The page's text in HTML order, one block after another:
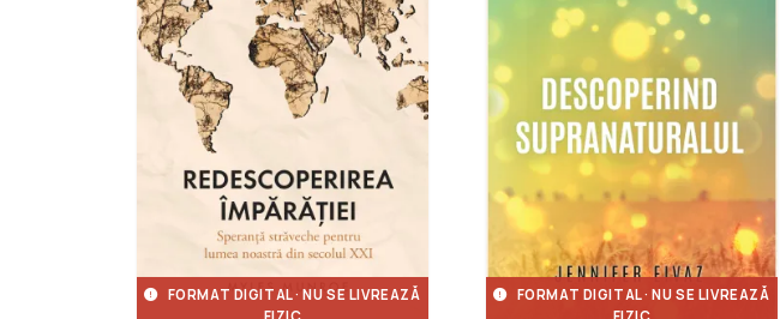
FORMAT DIGITAL · NU SE LIVREAZĂ
FORMAT DIGITAL · NU SE LIVREAZĂ